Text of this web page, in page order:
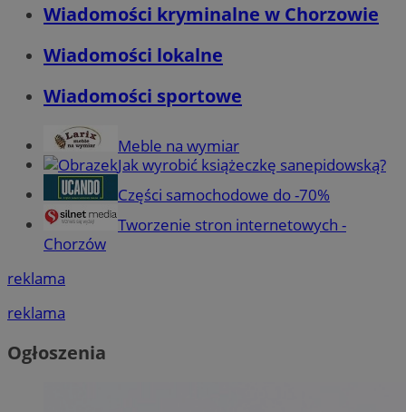
Wiadomości kryminalne w Chorzowie
Wiadomości lokalne
Wiadomości sportowe
Meble na wymiar
Jak wyrobić książeczkę sanepidowską?
Części samochodowe do -70%
Tworzenie stron internetowych -
Chorzów
reklama
reklama
Ogłoszenia